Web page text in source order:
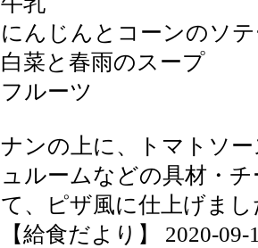
にんじんとコーンのソ
白菜と春雨のスープ
フルーツ
ナンの上に、トマトソ
ュルームなどの具材・
て、ピザ風に仕上げまし
【給食だより】 2020-09-